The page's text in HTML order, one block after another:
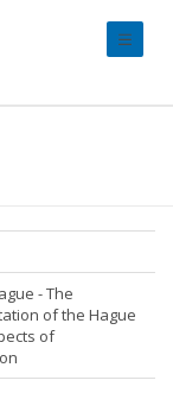
- The
of the Hague
of